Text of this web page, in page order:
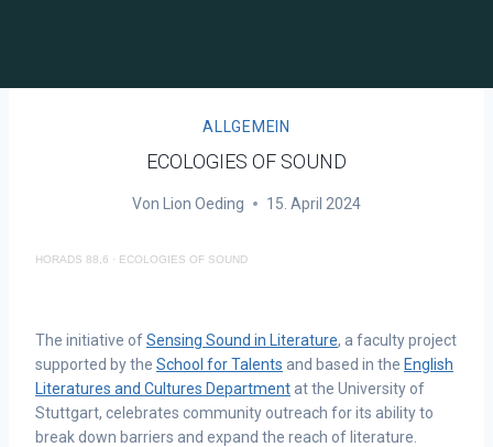
ALLGEMEIN
ECOLOGIES OF SOUND
Von Lion Oeding 15. April 2024
HORADS 88,6 · ECOLOGIES OF SOUND
The initiative ofSensing Sound in Literature, a faculty project
supported by the School for Talents and based in the English
Literatures and Cultures Department at the University of
Stuttgart, celebrates community outreach for its ability to
break down barriers and expand the reach of literature.